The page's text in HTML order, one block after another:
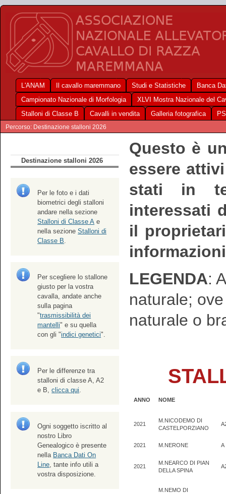
L'ANAM Il cavallo maremmano Studi e Statistiche
Banca
Campionato Nazionale di Morfologia
XLVI Mostra Nazionale del
Stalloni di Classe B
Cavalli in vendita Galleria fotografica
Percorso: Destinazione stalloni 2026
Destinazione stalloni 2026
Per le foto e i dati
biometrici degli stalloni
andare nella sezione
Stalloni di Classe A e
nella sezioneStalloni di
Classe B.
Per scegliere lo stallone
giusto per la vostra
cavalla, andate anche
sulla pagina
"trasmissibilità dei
mantelli" e su quella
con gli "indici genetici".
Per le differenze tra
stalloni di classe A, A2
e B,clicca qui.
Ogni soggetto iscritto al
nostro Libro
Genealogico è presente
nella Banca Dati On
Line, tante info utili a
vostra disposizione.
Questo è
essere
stati in
interessati
il
LEGENDA:
naturale;
naturale o
ANNO NOME
2021
M.NICODEMO DI
CASTELPORZIANO
2021 M.NERONE A
2021
M.NEARCO DI PIAN
DELLA SPINA
M.NEMO DI